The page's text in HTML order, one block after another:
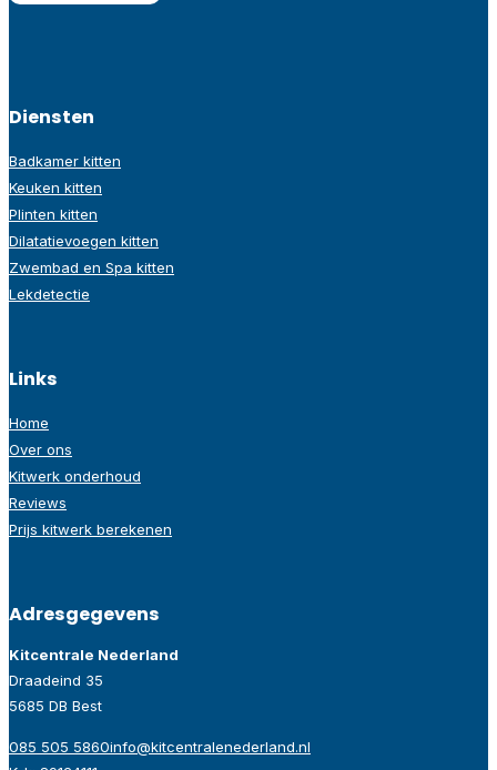
Diensten
Badkamer kitten
Keuken kitten
Plinten kitten
Dilatatievoegen kitten
Zwembad en Spa kitten
Lekdetectie
Links
Home
Over ons
Kitwerk onderhoud
Reviews
Prijs kitwerk berekenen
Adresgegevens
Kitcentrale Nederland
Draadeind 35
5685 DB Best
085 505 5860info@kitcentralenederland.nl